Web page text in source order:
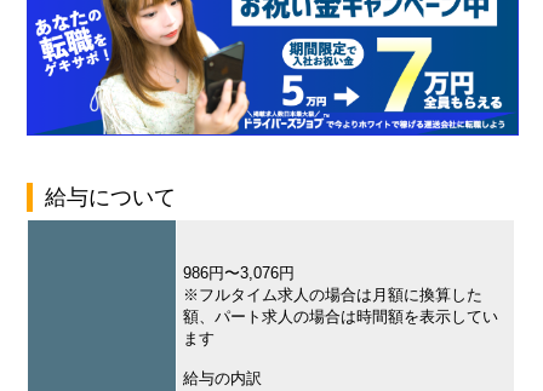
給与について
986円〜3,076円
※フルタイム求人の場合は月額に換算した
額、パート求人の場合は時間額を表示してい
ます
給与の内訳